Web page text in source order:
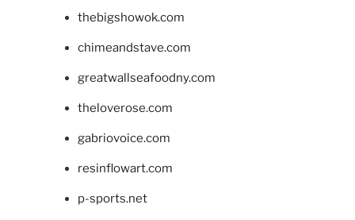
thebigshowok.com
chimeandstave.com
greatwallseafoodny.com
theloverose.com
gabriovoice.com
resinflowart.com
p-sports.net